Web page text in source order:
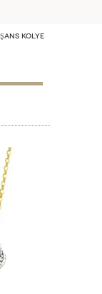
Kolye